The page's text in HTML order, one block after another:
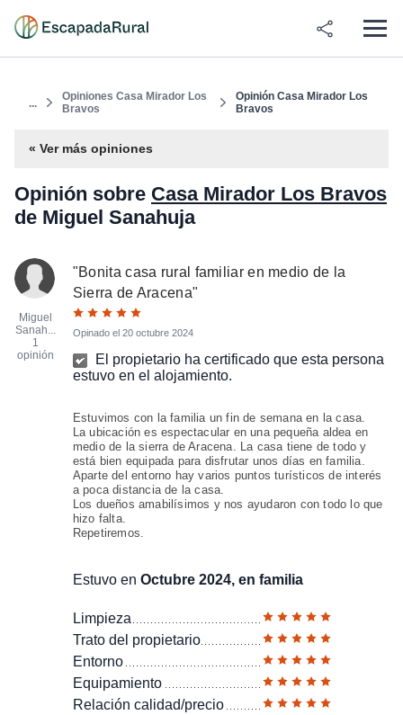
...
Opiniones Casa Mirador Los
Bravos
Opinión Casa Mirador Los
Bravos
« Ver más opiniones
Opinión sobre Casa Mirador Los Bravos
de Miguel Sanahuja
Miguel
Sanah...
1
opinión
"Bonita casa rural familiar en medio de la
Sierra de Aracena"
Opinado el 20 octubre 2024
El propietario ha certificado que esta persona
estuvo en el alojamiento.
Estuvimos con la familia un fin de semana en la casa.
La ubicación es espectacular en una pequeña aldea en
medio de la sierra de Aracena. La casa tiene de todo y
está bien equipada para disfrutar unos días en familia.
Aparte del entorno hay varios puntos turísticos de interés
a poca distancia de la casa.
Los dueños amabilísimos y nos ayudaron con todo lo que
hizo falta.
Repetiremos.
Estuvo en Octubre 2024, en familia
Limpieza
Trato del propietario
Entorno
Equipamiento
Relación calidad/precio